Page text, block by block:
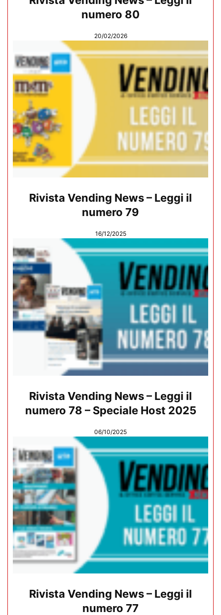
numero 80
20/02/2026
Rivista Vending News – Leggi il
numero 79
16/12/2025
Rivista Vending News – Leggi il
numero 78 – Speciale Host 2025
06/10/2025
Rivista Vending News – Leggi il
numero 77